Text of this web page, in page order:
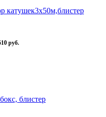
катушек3х50м,блистер
руб.
блистер